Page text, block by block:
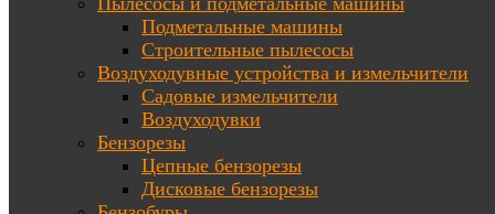
Подметальные машины
Строительные пылесосы
Воздуходувные устройства и измельчители
Садовые измельчители
Воздуходувки
Бензорезы
Цепные бензорезы
Дисковые бензорезы